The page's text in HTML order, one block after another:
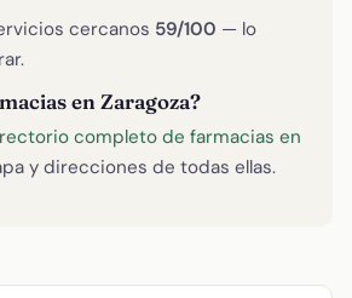
cercanos 59/100 — lo
en Zaragoza?
completo de farmacias en
y direcciones de todas ellas.